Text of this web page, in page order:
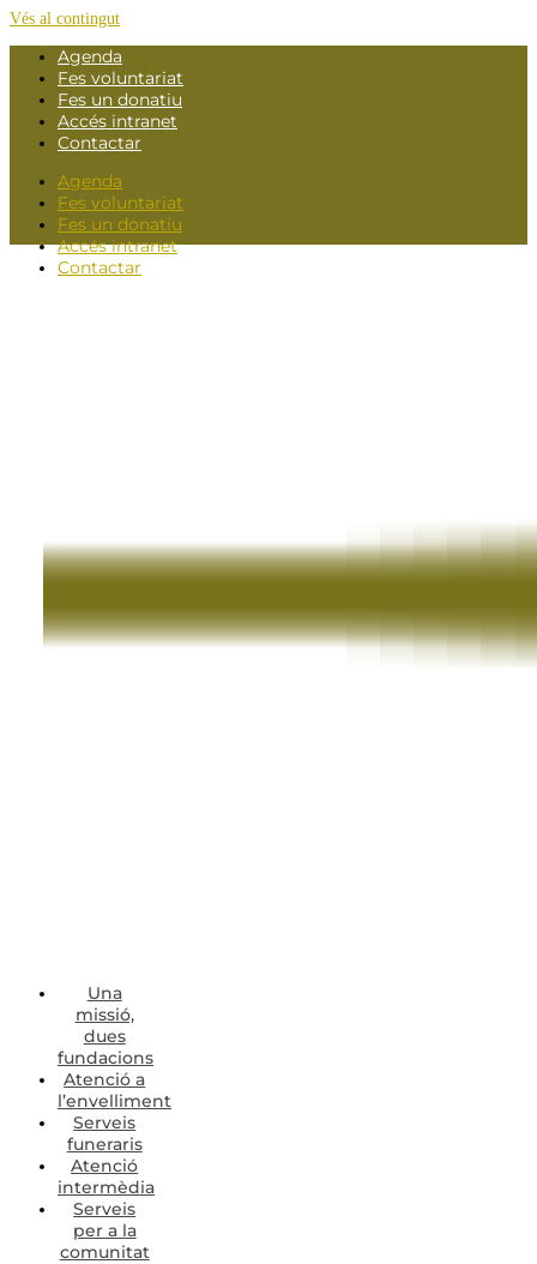
Vés al contingut
Agenda
Fes voluntariat
Fes un donatiu
Accés intranet
Contactar
Agenda
Fes voluntariat
Fes un donatiu
Accés intranet
Contactar
Una
missió,
dues
fundacions
Atenció a
l’envelliment
Serveis
funeraris
Atenció
intermèdia
Serveis
per a la
comunitat